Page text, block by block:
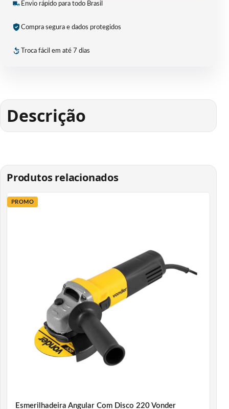
Envio rápido para todo Brasil
Compra segura e dados protegidos
Troca fácil em até 7 dias
Descrição
Produtos relacionados
PROMO
Esmerilhadeira Angular Com Disco 220 Vonder